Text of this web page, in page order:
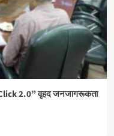
Click 2.0” वृहद जनजागरूकता